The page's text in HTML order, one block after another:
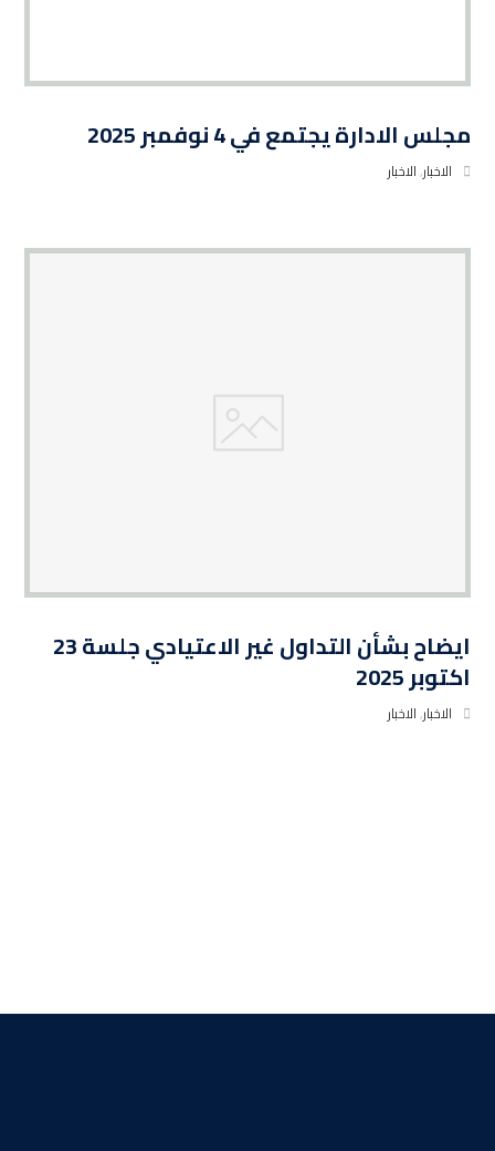
مجلس الادارة يجتمع في 4 نوفمبر 2025
الاخبار,الاخبار
ايضاح بشأن التداول غير الاعتيادي جلسة 23
اكتوبر 2025
الاخبار,الاخبار